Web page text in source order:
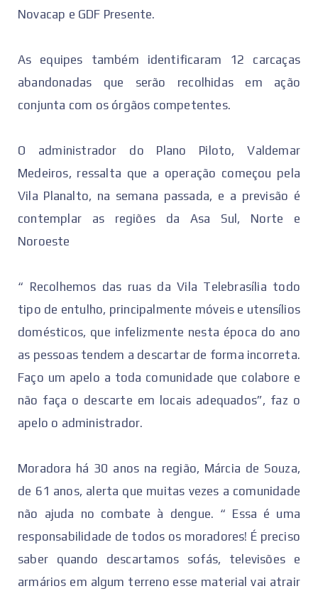
Novacap e GDF Presente.
As equipes também identificaram 12 carcaças
abandonadas que serão recolhidas em ação
conjunta com os órgãos competentes.
O administrador do Plano Piloto, Valdemar
Medeiros, ressalta que a operação começou pela
Vila Planalto, na semana passada, e a previsão é
contemplar as regiões da Asa Sul, Norte e
Noroeste
“ Recolhemos das ruas da Vila Telebrasília todo
tipo de entulho, principalmente móveis e utensílios
domésticos, que infelizmente nesta época do ano
as pessoas tendem a descartar de forma incorreta.
Faço um apelo a toda comunidade que colabore e
não faça o descarte em locais adequados”, faz o
apelo o administrador.
Moradora há 30 anos na região, Márcia de Souza,
de 61 anos, alerta que muitas vezes a comunidade
não ajuda no combate à dengue. “ Essa é uma
responsabilidade de todos os moradores! É preciso
saber quando descartamos sofás, televisões e
armários em algum terreno esse material vai atrair